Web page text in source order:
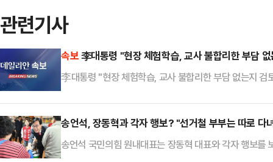
관련기사
속보李대통령 "현장 체험학습, 교사 불합리한 부담
李대통령 "현장 체험학습, 교사 불합리한 부담 없는지 검
송언석, 장동혁과 각자 행보? "선거철 부부는 따로 다
송언석 국민의힘 원내대표는 장동혁 대표와 각자 행보